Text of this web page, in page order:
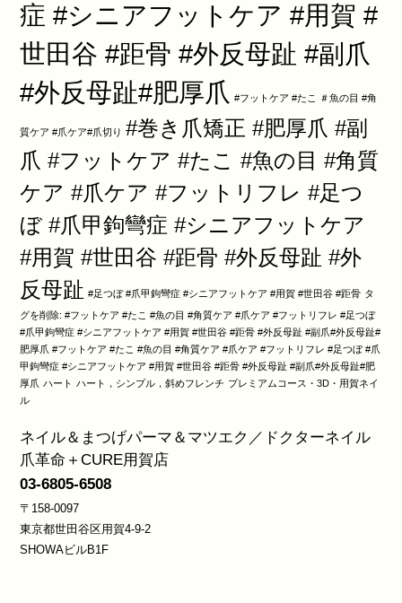
症 #シニアフットケア #用賀 #
世田谷 #距骨 #外反母趾 #副爪
#外反母趾#肥厚爪 #フットケア #たこ ＃魚の目 #角
質ケア #爪ケア#爪切り #巻き爪矯正 #肥厚爪 #副
爪 #フットケア #たこ #魚の目 #角質
ケア #爪ケア #フットリフレ #足つ
ぼ #爪甲鉤彎症 #シニアフットケア
#用賀 #世田谷 #距骨 #外反母趾 #外
反母趾 #足つぼ #爪甲鉤彎症 #シニアフットケア #用賀 #世田谷 #距骨 タ
グを削除: #フットケア #たこ #魚の目 #角質ケア #爪ケア #フットリフレ #足つぼ
#爪甲鉤彎症 #シニアフットケア #用賀 #世田谷 #距骨 #外反母趾 #副爪#外反母趾#
肥厚爪 #フットケア #たこ #魚の目 #角質ケア #爪ケア #フットリフレ #足つぼ #爪
甲鉤彎症 #シニアフットケア #用賀 #世田谷 #距骨 #外反母趾 #副爪#外反母趾#肥
厚爪 ハート ハート，シンプル，斜めフレンチ プレミアムコース・3D・用賀ネイ
ル
ネイル＆まつげパーマ＆マツエク／ドクターネイル
爪革命＋CURE用賀店
03-6805-6508
〒158-0097
東京都世田谷区用賀4-9-2
SHOWAビルB1F